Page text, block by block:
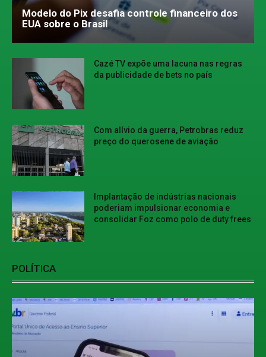
Modelo do Pix desafia controle financeiro dos
EUA sobre o Brasil
Cazé TV expõe uma lacuna nas regras
da publicidade de bets no país
Com alívio da guerra, Petrobras reduz
preço do querosene de aviação
Implantação de indústrias nacionais
poderiam impulsionar economia e
consolidar Foz como polo de duty frees
POLÍTICA